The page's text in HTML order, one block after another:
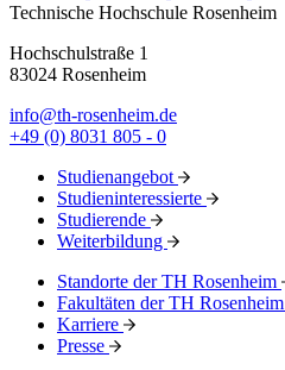
Technische Hochschule Rosenheim
Hochschulstraße 1
83024 Rosenheim
info@th-rosenheim.de
+49 (0) 8031 805 - 0
Studienangebot
Studieninteressierte
Studierende
Weiterbildung
Standorte der TH Rosenheim
Fakultäten der TH Rosenheim
Karriere
Presse